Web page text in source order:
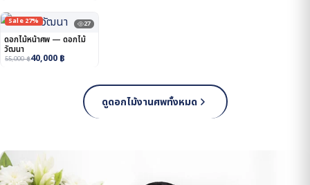
Sale 27% 27
ดอกไม้หน้าศพ — ดอกไม้
วัฒนา
55,000฿40,000 ฿
ดูดอกไม้งานศพทั้งหมด